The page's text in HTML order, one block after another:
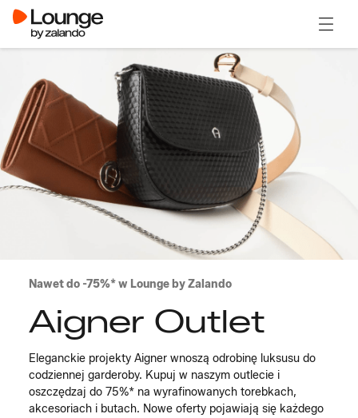
Nawet do -75%* w Lounge by Zalando
Aigner Outlet
Eleganckie projekty Aigner wnoszą odrobinę luksusu do
codziennej garderoby. Kupuj w naszym outlecie i
oszczędzaj do 75%* na wyrafinowanych torebkach,
akcesoriach i butach. Nowe oferty pojawiają się każdego